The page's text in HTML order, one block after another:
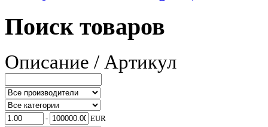
Поиск товаров
Описание / Артикул
- EUR